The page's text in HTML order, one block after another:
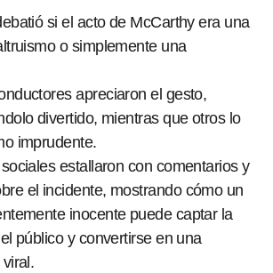
si el acto de McCarthy era una
o simplemente una
apreciaron el gesto,
divertido, mientras que otros lo
imprudente.
estallaron con comentarios y
el incidente, mostrando cómo un
inocente puede captar la
público y convertirse en una